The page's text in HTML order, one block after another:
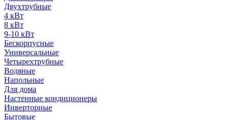
Двухтрубные
4 кВт
8 кВт
9-10 кВт
Бескорпусные
Универсальные
Четырехтрубные
Водяные
Напольные
Для дома
Настенные кондиционеры
Инверторные
Бытовые